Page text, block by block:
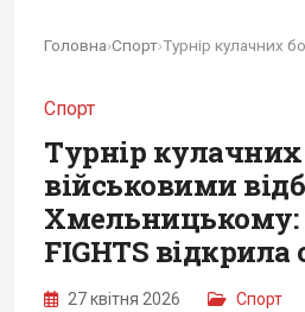
Головна›Спорт›
Спорт
Турнір
військовими
Хмельницькому:
FIGHTS відкрила
27 квітня 2026 Спорт